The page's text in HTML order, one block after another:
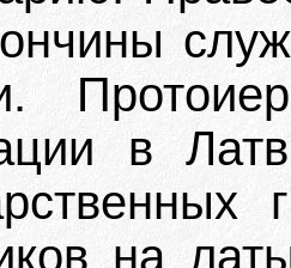
в
на